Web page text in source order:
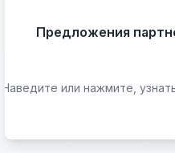
Предложения
Наведите или нажмите,
Стать партнером